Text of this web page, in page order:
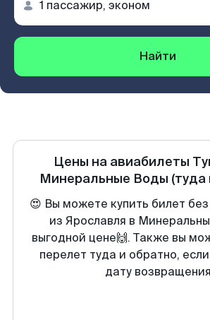
Найти
Цены на авиабилеты
Минеральные Воды (туда
😍 Вы можете купить билет
из Ярославля в
выгодной цене🙌. Также вы
перелет туда и обратно,
дату возвращения